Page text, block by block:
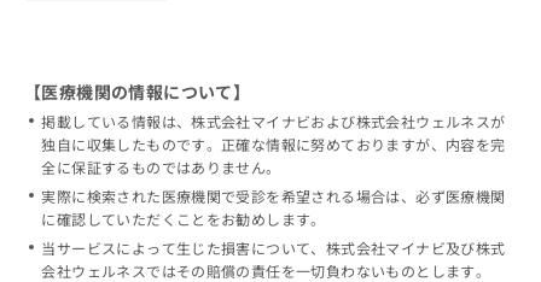
【医療機関の情報について】
掲載している情報は、株式会社マイナビおよび株式会社ウェルネスが
独自に収集したものです。正確な情報に努めておりますが、内容を完
全に保証するものではありません。
実際に検索された医療機関で受診を希望される場合は、必ず医療機関
に確認していただくことをお勧めします。
当サービスによって生じた損害について、株式会社マイナビ及び株式
会社ウェルネスではその賠償の責任を一切負わないものとします。